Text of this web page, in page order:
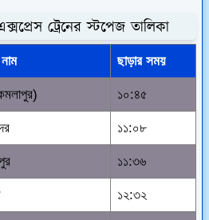
ট্রেনের স্টপেজ তালিকা
ছাড়ার সময়
১০:৪৫
১১:০৮
১১:৩৬
১২:৩২